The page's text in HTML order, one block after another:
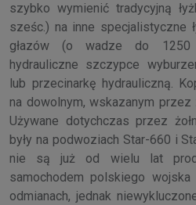
szybko wymienić tradycyjną
sześc.) na inne specjalistyczne
głazów (o wadze do 1250
hydrauliczne szczypce
lub przecinarkę hydrauliczną.
na dowolnym, wskazanym
Używane dotychczas przez
były na podwoziach Star-660 i
nie są już od wielu lat
samochodem polskiego
odmianach, jednak